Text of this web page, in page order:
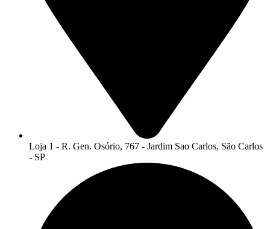
Loja 1 - R. Gen. Osório, 767 - Jardim Sao Carlos, São Carlos
- SP